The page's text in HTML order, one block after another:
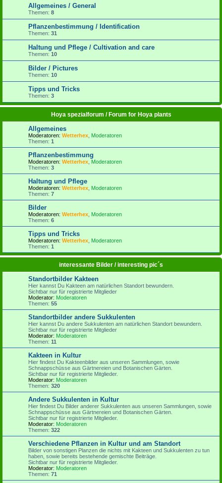
Allgemeines / General
Themen: 8
Pflanzenbestimmung / Identification
Themen: 31
Haltung und Pflege / Cultivation and care
Themen: 10
Bilder / Pictures
Themen: 10
Tipps und Tricks
Themen: 3
Hoya spezialforum / Forum for Hoya plants
Allgemeines
Moderatoren: Wetterhex Moderatoren
Themen: 1
Pflanzenbestimmung
Moderatoren: Wetterhex Moderatoren
Themen: 3
Haltung und Pflege
Moderatoren: Wetterhex Moderatoren
Themen: 7
Bilder
Moderatoren: Wetterhex Moderatoren
Themen: 6
Tipps und Tricks
Moderatoren: Wetterhex Moderatoren
Themen: 1
interessante Bilder / interesting pic´s
Standortbilder Kakteen
Hier kannst Du Kakteen am natürlichen Standort bewundern.
Sichtbar nur für registrierte Mitglieder
Moderator: Moderatoren
Themen: 55
Standortbilder andere Sukkulenten
Hier kannst Du andere Sukkulenten am natürlichen Standort bewundern.
Sichtbar nur für registrierte Mitglieder
Moderator: Moderatoren
Themen: 11
Kakteen in Kultur
Hier findest Du Kakteenbilder aus unseren Sammlungen, sowie
Schnappschüsse aus Gärtnereien und Botanischen Gärten.
Sichtbar nur für registrierte Mitglieder.
Moderator: Moderatoren
Themen: 320
Andere Sukkulenten in Kultur
Hier findest Du Bilder anderer Sukkulenten aus unseren Sammlungen, sowie
Schnappschüsse aus Gärtnereien und Botanischen Gärten.
Sichtbar nur für registrierte Mitglieder.
Moderator: Moderatoren
Themen: 322
Verschiedene Pflanzen in Kultur und am Standort
Bilder von sonstigen Planzen die nichts mit Kakteen und Sukkulenten zu tun
haben, sowie bereits bestehende gemischte Beiträge.
Sichtbar nur für registrierte Mitglieder.
Moderator: Moderatoren
Themen: 71